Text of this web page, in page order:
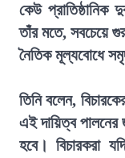
কেউ প্রাতিষ্ঠানিক
তাঁর মতে, সবচেয়ে
নৈতিক মূল্যবোধে
তিনি বলেন,
এই দায়িত্ব পালনের
হবে। বিচারকরা